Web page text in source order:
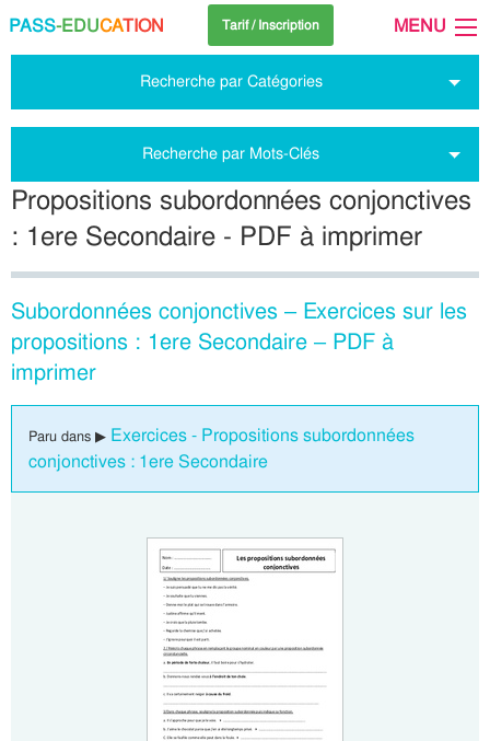
PASS-EDUCATION Tarif / Inscription MENU
Recherche par Catégories
Recherche par Mots-Clés
Propositions subordonnées conjonctives
: 1ere Secondaire - PDF à imprimer
Subordonnées conjonctives – Exercices sur les
propositions : 1ere Secondaire – PDF à
imprimer
Paru dans ▶ Exercices - Propositions subordonnées
conjonctives : 1ere Secondaire